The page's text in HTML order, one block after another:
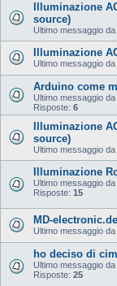
Illuminazione
source)
Ultimo messaggio da
Illuminazione
Ultimo messaggio da
Arduino come
Ultimo messaggio da
Risposte: 6
Illuminazione
source)
Ultimo messaggio da
Illuminazione
Ultimo messaggio da
Risposte: 15
MD-electronic.de
Ultimo messaggio da
ho deciso di
Ultimo messaggio da
Risposte: 25